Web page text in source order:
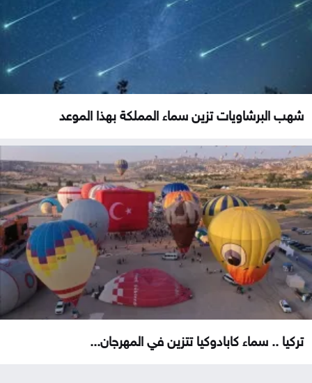
شهب البرشاويات تزين سماء المملكة بهذا الموعد
تركيا .. سماء كابادوكيا تتزين في المهرجان...